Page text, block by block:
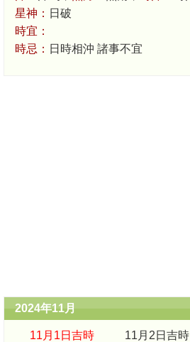
星神： 日破
時宜：
時忌： 日時相沖 諸事不宜
2024年11月
11月1日吉時 11月2日吉時